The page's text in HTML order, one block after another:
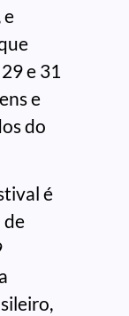
e
e 31
e
do
é
de